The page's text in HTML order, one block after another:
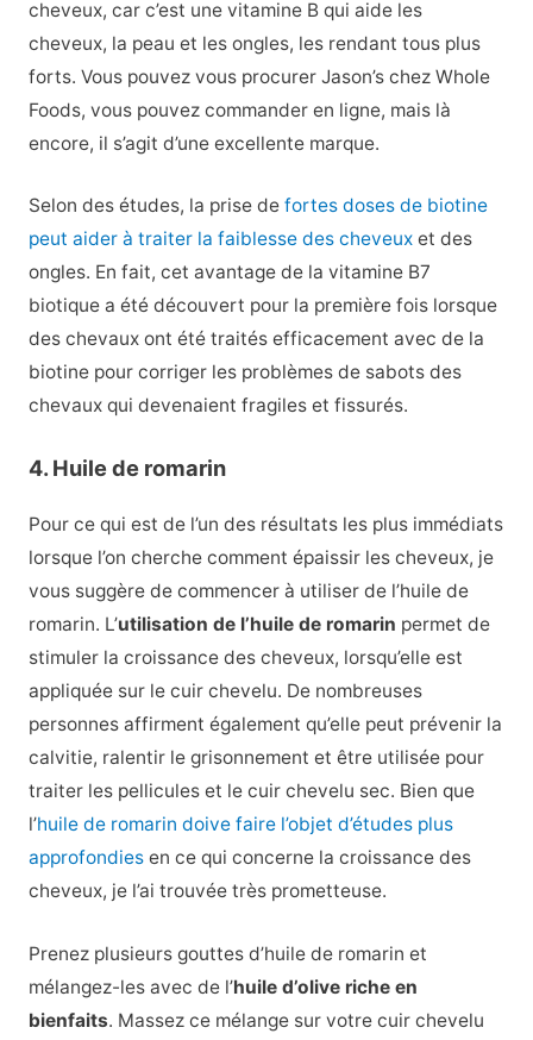
cheveux, car c’est une vitamine B qui aide les
cheveux, la peau et les ongles, les rendant tous plus
forts. Vous pouvez vous procurer Jason’s chez Whole
Foods, vous pouvez commander en ligne, mais là
encore, il s’agit d’une excellente marque.
Selon des études, la prise de fortes doses de biotine
peut aider à traiter la faiblesse des cheveuxet des
ongles. En fait, cet avantage de la vitamine B7
biotique a été découvert pour la première fois lorsque
des chevaux ont été traités efficacement avec de la
biotine pour corriger les problèmes de sabots des
chevaux qui devenaient fragiles et fissurés.
4. Huile de romarin
Pour ce qui est de l’un des résultats les plus immédiats
lorsque l’on cherche comment épaissir les cheveux, je
vous suggère de commencer à utiliser de l’huile de
romarin. L’utilisation de l’huile de romarin permet de
stimuler la croissance des cheveux, lorsqu’elle est
appliquée sur le cuir chevelu. De nombreuses
personnes affirment également qu’elle peut prévenir la
calvitie, ralentir le grisonnement et être utilisée pour
traiter les pellicules et le cuir chevelu sec. Bien que
l’huile de romarin doive faire l’objet d’études plus
approfondiesen ce qui concerne la croissance des
cheveux, je l’ai trouvée très prometteuse.
Prenez plusieurs gouttes d’huile de romarin et
mélangez-les avec de l’huile d’olive riche en
bienfaits. Massez ce mélange sur votre cuir chevelu